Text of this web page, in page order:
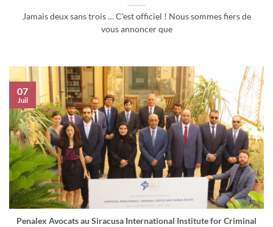
Jamais deux sans trois … C’est officiel ! Nous sommes fiers de
vous annoncer que
Penalex Avocats au Siracusa International Institute for Criminal
07
Juil